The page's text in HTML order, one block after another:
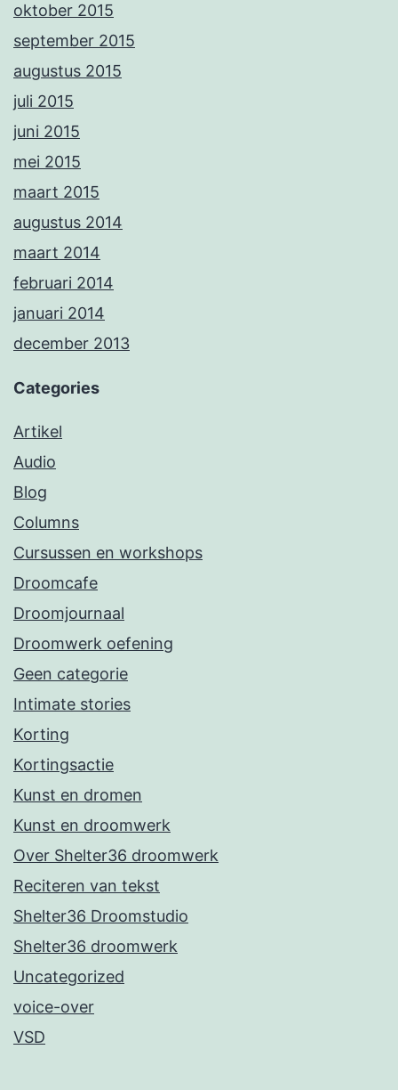
oktober 2015
september 2015
augustus 2015
juli 2015
juni 2015
mei 2015
maart 2015
augustus 2014
maart 2014
februari 2014
januari 2014
december 2013
Categories
Artikel
Audio
Blog
Columns
Cursussen en workshops
Droomcafe
Droomjournaal
Droomwerk oefening
Geen categorie
Intimate stories
Korting
Kortingsactie
Kunst en dromen
Kunst en droomwerk
Over Shelter36 droomwerk
Reciteren van tekst
Shelter36 Droomstudio
Shelter36 droomwerk
Uncategorized
voice-over
VSD